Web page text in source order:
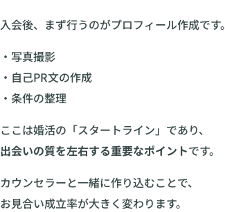
入会後、まず行うのがプロフィール作成です。
・写真撮影
・自己PR文の作成
・条件の整理
ここは婚活の「スタートライン」であり、
出会いの質を左右する重要なポイントです。
カウンセラーと一緒に作り込むことで、
お見合い成立率が大きく変わります。